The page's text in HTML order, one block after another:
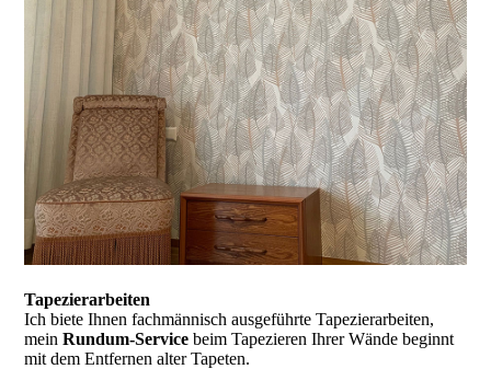
Tapezierarbeiten
Ich biete Ihnen fachmännisch ausgeführte Tapezierarbeiten,
meinRundum-Service beim Tapezieren Ihrer Wände beginnt
mit dem Entfernen alter Tapeten.